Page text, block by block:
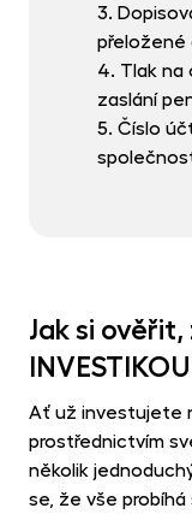
3.
přeložené
4. Tlak na
zaslání
5. Číslo
Jak si
Ať už investujete
prostřednictvím
několik
se, že vše